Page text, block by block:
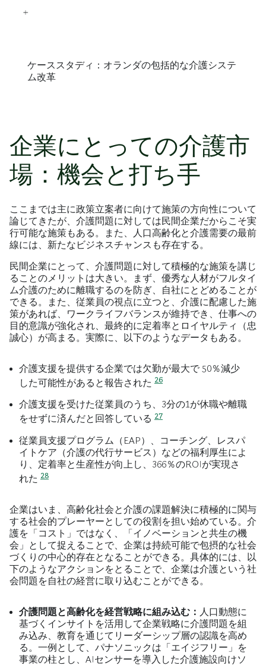
ケーススタディ：オランダの包括的な介護システ
ム改革
企業にとっての介護市
場：機会と打ち手
ここまでは主に政策立案者に向けて施策の方向性について
論じてきたが、介護問題に対しては民間企業だからこそ実
行可能な施策もある。また、人口高齢化と介護需要の最前
線には、新たなビジネスチャンスも存在する。
民間企業にとって、介護問題に対して積極的な施策を講じ
ることのメリットは大きい。まず、優秀な人材がフルタイ
ム介護のために離職するのを防ぎ、自社にとどめることが
できる。また、従業員の視点に立つと、介護に配慮した施
策があれば、ワークライフバランスが維持でき、仕事への
目的意識が強化され、最終的に定着率とロイヤルティ（忠
誠心）が高まる。実際に、以下のようなデータもある。
介護支援を提供する企業では欠勤が最大で 50％減少
した可能性があると報告された 26
介護支援を受けた従業員のうち、3分の1が休職や離職
をせずに済んだと回答している 27
従業員支援プログラム（EAP）、コーチング、レスパ
イトケア（介護の代行サービス）などの福利厚生によ
り、定着率と生産性が向上し、366％のROIが実現さ
れた 28
企業はいま、高齢化社会と介護の課題解決に積極的に関与
する社会的プレーヤーとしての役割を担い始めている。介
護を「コスト」ではなく、「イノベーションと共生の機
会」として捉えることで、企業は持続可能で包摂的な社会
づくりの中心的存在となることができる。具体的には、以
下のようなアクションをとることで、企業は介護という社
会問題を自社の経営に取り込むことができる。
介護問題と高齢化を経営戦略に組み込む： 人口動態に
基づくインサイトを活用して企業戦略に介護問題を組
み込み、教育を通じてリーダーシップ層の認識を高め
る。一例として、パナソニックは「エイジフリー」を
事業の柱とし、AIセンサーを導入した介護施設向けソ
EXPAND